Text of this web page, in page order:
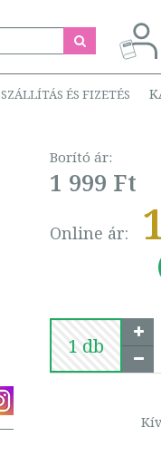
SZÁLLÍTÁS ÉS FIZETÉS
Borító ár:
1 999 Ft
Online ár: